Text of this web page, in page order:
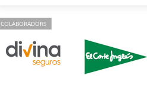
COLABORADORS